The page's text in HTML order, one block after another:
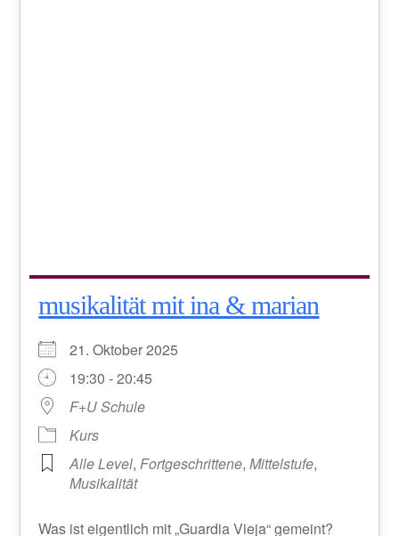
musikalität mit ina & marian
21. Oktober 2025
19:30 - 20:45
F+U Schule
Kurs
Alle Level,Fortgeschrittene,Mittelstufe,
Musikalität
Was ist eigentlich mit „Guardia Vieja“ gemeint?